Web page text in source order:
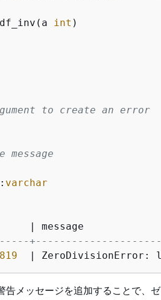
int )
to create an error
message
varchar
|
| ZeroDivisionError:
告メッセージを追加することで、